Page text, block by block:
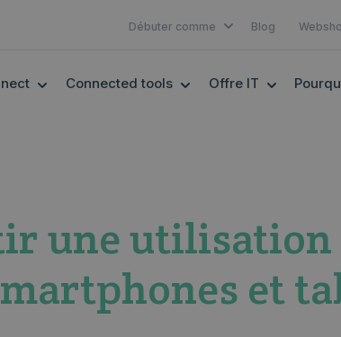
Débuter comme SHOW SUBMENU
Blog
FOR EHEALTH
SHOW SUBMENU FOR CARECONNECT
Connected tools SHOW SUBMENU FOR
Offre IT SHOW
une utilisation
et